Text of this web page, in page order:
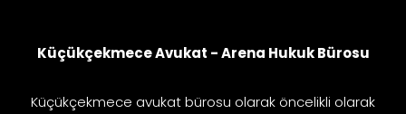
Küçükçekmece Avukat - Arena Hukuk Bürosu
Küçükçekmece avukat bürosu olarak öncelikli olarak